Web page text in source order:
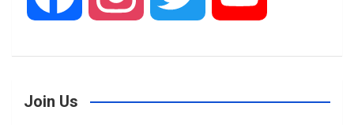
s i u
Join Us